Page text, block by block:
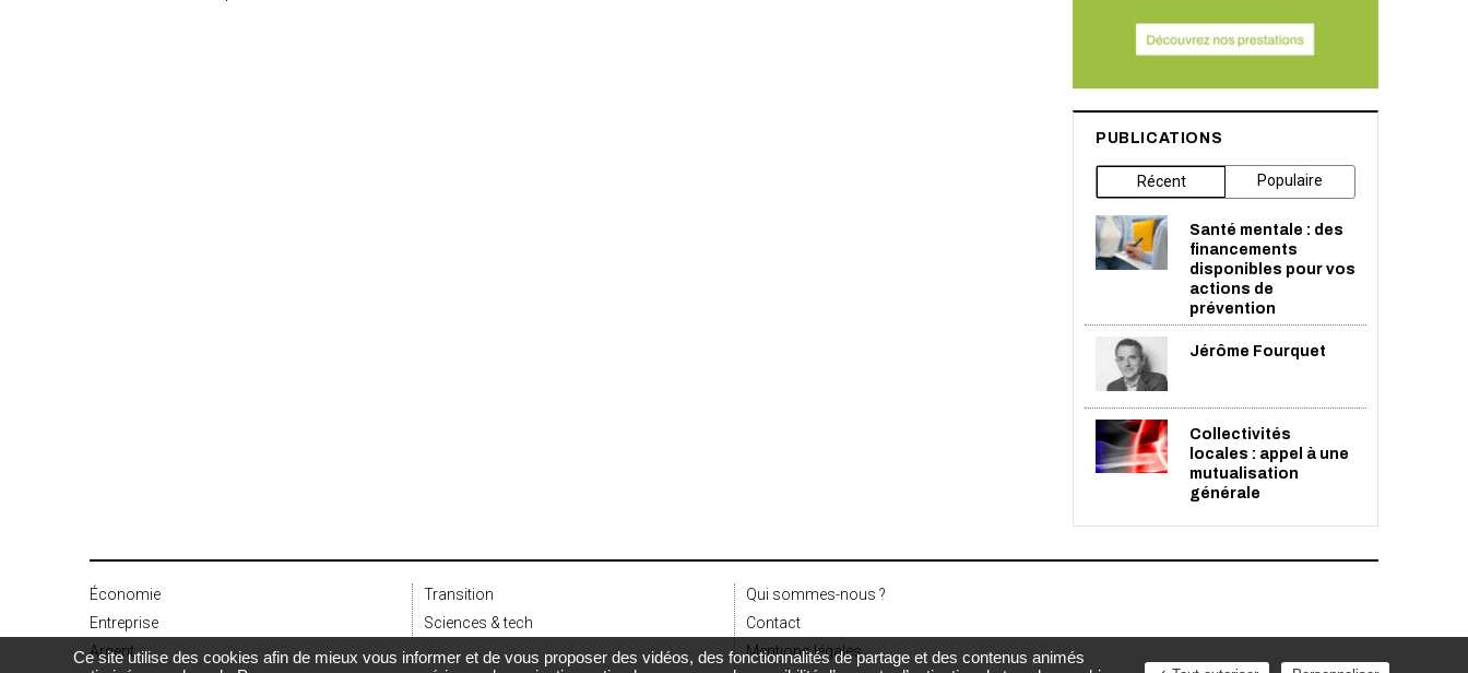
PUBLICATIONS
Récent Populaire
Santé mentale : des
financements
disponibles pour vos
actions de
prévention
Jérôme Fourquet
Collectivités
locales : appel à une
mutualisation
générale
Économie
Entreprise
Argent
Transition
Sciences & tech
Qui sommes-nous ?
Contact
Mentions légales
Ce site utilise des cookies afin de mieux vous informer et de vous proposer des vidéos, des fonctionnalités de partage et des contenus animés